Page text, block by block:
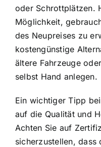
oder Schrottplätzen.
Möglichkeit,
des Neupreises zu
kostengünstige
ältere Fahrzeuge
selbst Hand anlegen.
Ein wichtiger Tipp
auf die Qualität und
Achten Sie auf
sicherzustellen,